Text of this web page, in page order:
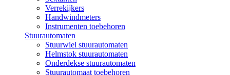
Verrekijkers
Handwindmeters
Instrumenten toebehoren
Stuurautomaten
Stuurwiel stuurautomaten
Helmstok stuurautomaten
Onderdekse stuurautomaten
Stuurautomaat toebehoren